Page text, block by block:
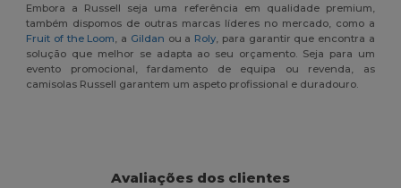
Embora a Russell seja uma referência em qualidade premium,
também dispomos de outras marcas líderes no mercado, como a
Fruit of the Loom, a Gildan ou a Roly, para garantir que encontra a
solução que melhor se adapta ao seu orçamento. Seja para um
evento promocional, fardamento de equipa ou revenda, as
camisolas Russell garantem um aspeto profissional e duradouro.
Avaliações dos clientes